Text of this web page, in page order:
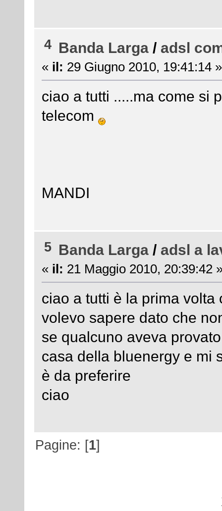
4 Banda Larga / adsl
« il: 29 Giugno 2010, 19:41:14 »
ciao a tutti .....ma come si
telecom
MANDI
5 Banda Larga / adsl a
« il: 21 Maggio 2010, 20:39:42
ciao a tutti è la prima volta
volevo sapere dato che
se qualcuno aveva
casa della bluenergy e mi
è da preferire
ciao
Pagine: [1]